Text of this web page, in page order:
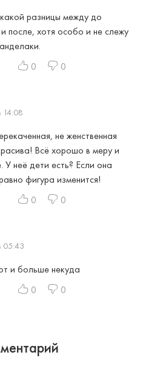
разницы между до
после, хотя особо и не слежу
0 0
14:08
не женственная
Всё хорошо в меру и
У неё дети есть? Если она
фигура изменится!
0 0
05:43
и больше некуда
0 0